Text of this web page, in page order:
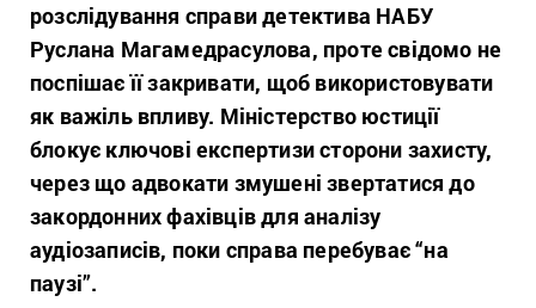
розслідування справи детектива НАБУ
Руслана Магамедрасулова, проте свідомо не
поспішає її закривати, щоб використовувати
як важіль впливу. Міністерство юстиції
блокує ключові експертизи сторони захисту,
через що адвокати змушені звертатися до
закордонних фахівців для аналізу
аудіозаписів, поки справа перебуває “на
паузі”.